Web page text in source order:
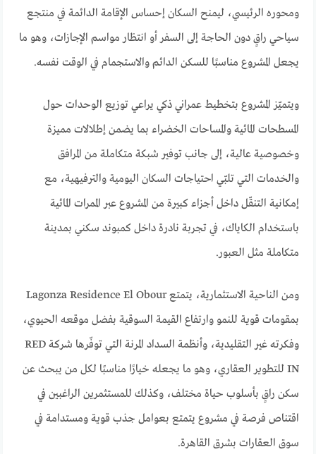
ومحوره الرئيسي، ليمنح السكان إحساس الإقامة الدائمة في منتجع
سياحي راقٍ دون الحاجة إلى السفر أو انتظار مواسم الإجازات، وهو ما
يجعل المشروع مناسبًا للسكن الدائم والاستجمام في الوقت نفسه.
ويتميّز المشروع بتخطيط عمراني ذكي يراعي توزيع الوحدات حول
المسطحات المائية والمساحات الخضراء بما يضمن إطلالات مميزة
وخصوصية عالية، إلى جانب توفير شبكة متكاملة من المرافق
والخدمات التي تلبّي احتياجات السكان اليومية والترفيهية، مع
إمكانية التنقّل داخل أجزاء كبيرة من المشروع عبر الممرات المائية
باستخدام الكاياك، في تجربة نادرة داخل كمبوند سكني بمدينة
متكاملة مثل العبور.
ومن الناحية الاستثمارية، يتمتع Lagonza Residence El Obour
بمقومات قوية للنمو وارتفاع القيمة السوقية بفضل موقعه الحيوي،
وفكرته غير التقليدية، وأنظمة السداد المرنة التي توفّرها شركة RED
IN للتطوير العقاري، وهو ما يجعله خيارًا مناسبًا لكل من يبحث عن
سكن راقٍ بأسلوب حياة مختلف، وكذلك للمستثمرين الراغبين في
اقتناص فرصة في مشروع يتمتع بعوامل جذب قوية ومستدامة في
سوق العقارات بشرق القاهرة.